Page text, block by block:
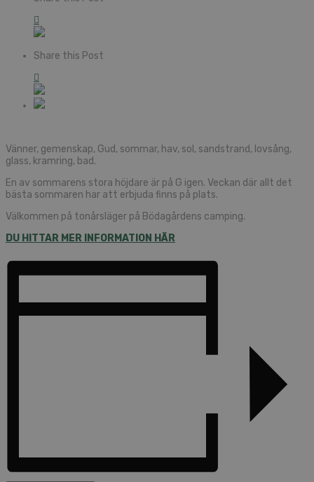
Share this Post
Vänner, gemenskap, Gud, sommar, hav, sol, sandstrand, lovsång,
glass, kramring, bad.
En av sommarens stora höjdare är på G igen. Veckan där allt det
bästa sommaren har att erbjuda finns på plats.
Välkommen på tonårsläger på Bödagårdens camping.
DU HITTAR MER INFORMATION HÄR